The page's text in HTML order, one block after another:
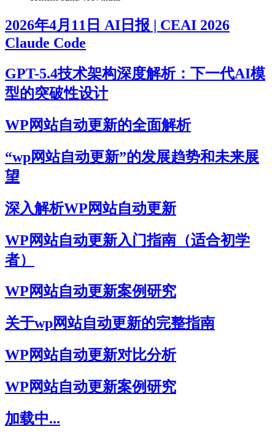
2026年4月11日 AI日报 | CEAI 2026
Claude Code
GPT-5.4技术架构深度解析：下一代AI模
型的突破性设计
WP网站自动更新的全面解析
“wp网站自动更新”的发展趋势和未来展
望
深入解析WP网站自动更新
WP网站自动更新入门指南（适合初学
者）
WP网站自动更新案例研究
关于wp网站自动更新的完整指南
WP网站自动更新对比分析
WP网站自动更新案例研究
加载中...